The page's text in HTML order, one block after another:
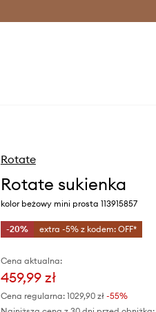
Rotate
Rotate sukienka
kolor beżowy mini prosta 113915857
-20% extra -5% z kodem: OFF*
Cena aktualna:
459,99 zł
Cena regularna: 1029,90 zł-55%